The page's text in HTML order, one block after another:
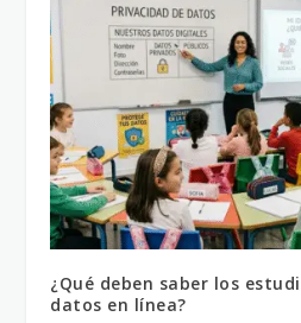
¿Qué deben saber los
datos en línea?